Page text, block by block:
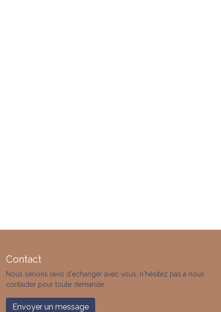
Contact
Nous serions ravis d'échanger avec vous, n'hésitez pas à nous
contacter pour toute demande.
Envoyer un message